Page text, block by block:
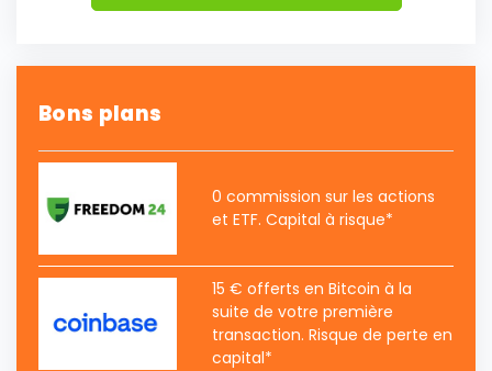
Bons plans
0 commission sur les actions
et ETF. Capital à risque*
15 € offerts en Bitcoin à la
suite de votre première
transaction. Risque de perte en
capital*